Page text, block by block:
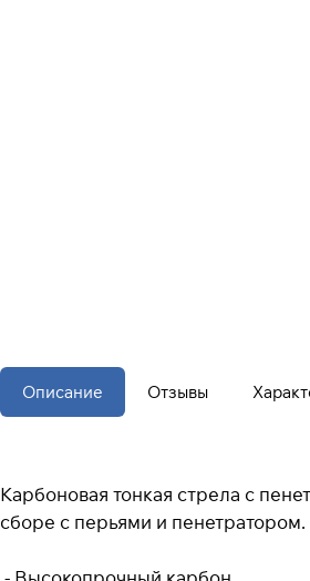
Описание Отзывы
Карбоновая тонкая стрела с
сборе с перьями и